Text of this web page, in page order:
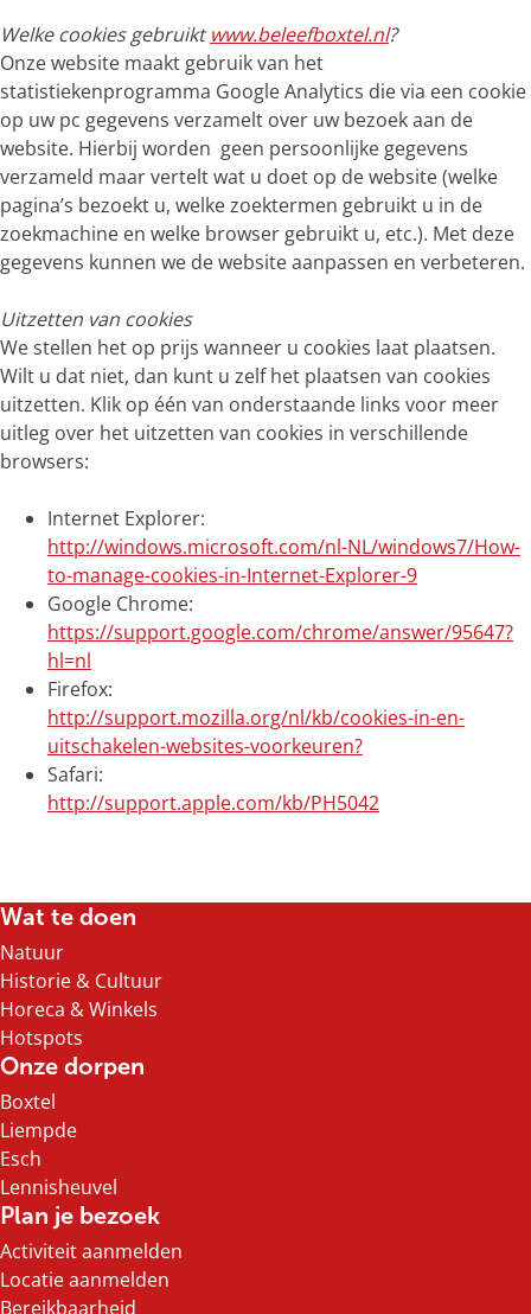
Welke cookies gebruiktwww.beleefboxtel.nl?
Onze website maakt gebruik van het
statistiekenprogramma Google Analytics die via een cookie
op uw pc gegevens verzamelt over uw bezoek aan de
website. Hierbij worden geen persoonlijke gegevens
verzameld maar vertelt wat u doet op de website (welke
pagina’s bezoekt u, welke zoektermen gebruikt u in de
zoekmachine en welke browser gebruikt u, etc.). Met deze
gegevens kunnen we de website aanpassen en verbeteren.
Uitzetten van cookies
We stellen het op prijs wanneer u cookies laat plaatsen.
Wilt u dat niet, dan kunt u zelf het plaatsen van cookies
uitzetten. Klik op één van onderstaande links voor meer
uitleg over het uitzetten van cookies in verschillende
browsers:
Internet Explorer:
http://windows.microsoft.com/nl-NL/windows7/How-
to-manage-cookies-in-Internet-Explorer-9
Google Chrome:
https://support.google.com/chrome/answer/95647?
hl=nl
Firefox:
http://support.mozilla.org/nl/kb/cookies-in-en-
uitschakelen-websites-voorkeuren?
Safari:
http://support.apple.com/kb/PH5042
Wat te doen
Natuur
Historie & Cultuur
Horeca & Winkels
Hotspots
Onze dorpen
Boxtel
Liempde
Esch
Lennisheuvel
Plan je bezoek
Activiteit aanmelden
Locatie aanmelden
Bereikbaarheid